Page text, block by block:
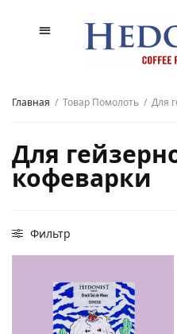
Главная / Товар Помолоть / Для
Для
кофеварки
Фильтр